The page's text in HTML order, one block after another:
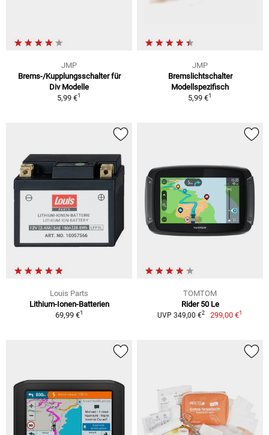
JMP
Brems-/Kupplungsschalter für
Div Modelle
5,99 €1
JMP
Bremslichtschalter
Modellspezifisch
5,99 €1
Louis Parts
Lithium-Ionen-Batterien
69,99 €1
TOMTOM
Rider 50 Le
UVP 349,00 €2 299,00 €1